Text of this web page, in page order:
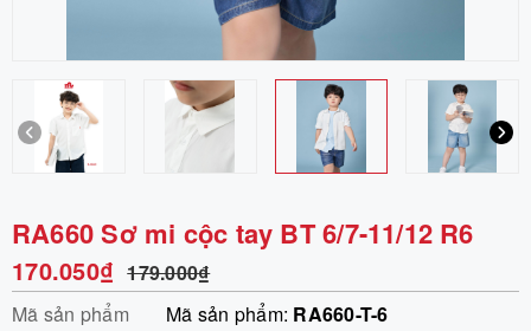
RA660 Sơ mi cộc tay BT 6/7-11/12 R6
170.050₫ 179.000₫
Mã sản phẩm
Mã sản phẩm: RA660-T-6